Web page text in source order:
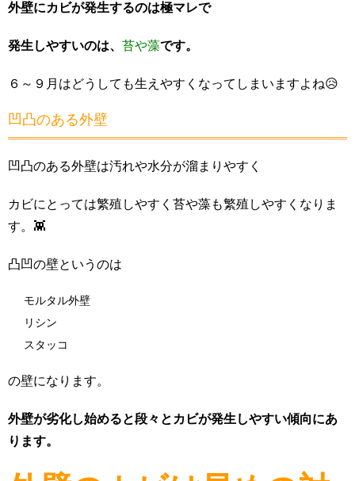
外壁にカビが発生するのは極マレで
発生しやすいのは、 苔や藻です。
６～９月はどうしても生えやすくなってしまいますよね😥
凹凸のある外壁
凹凸のある外壁は汚れや水分が溜まりやすく
カビにとっては繁殖しやすく苔や藻も繁殖しやすくなりま
す。👾
凸凹の壁というのは
モルタル外壁
リシン
スタッコ
の壁になります。
外壁が劣化し始めると段々とカビが発生しやすい傾向にあ
ります。